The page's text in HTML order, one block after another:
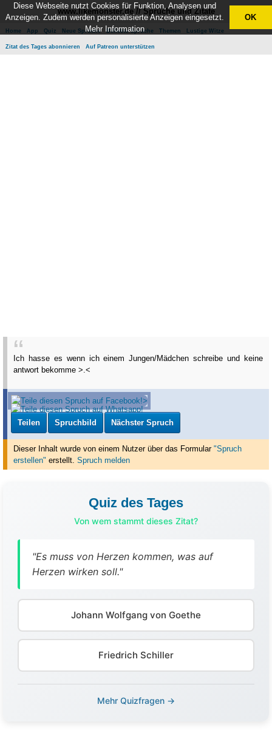
www.likemonster.de // Sprüche und Zitate
Home App Quiz Neue Sprüche Beliebte Sprüche Themen Lustige Witze
Zitat des Tages abonnieren Auf Patreon unterstützen
Ich hasse es wenn ich einem Jungen/Mädchen schreibe und keine
antwort bekomme >.<
Teilen Spruchbild Nächster Spruch
Dieser Inhalt wurde von einem Nutzer über das Formular "Spruch
erstellen" erstellt. Spruch melden
Quiz des Tages
Von wem stammt dieses Zitat?
"Es muss von Herzen kommen, was auf
Herzen wirken soll."
Johann Wolfgang von Goethe
Friedrich Schiller
Mehr Quizfragen →
Diese Webseite nutzt Cookies für Funktion, Analysen und
Anzeigen. Zudem werden personalisierte Anzeigen eingesetzt.
Mehr Information
OK